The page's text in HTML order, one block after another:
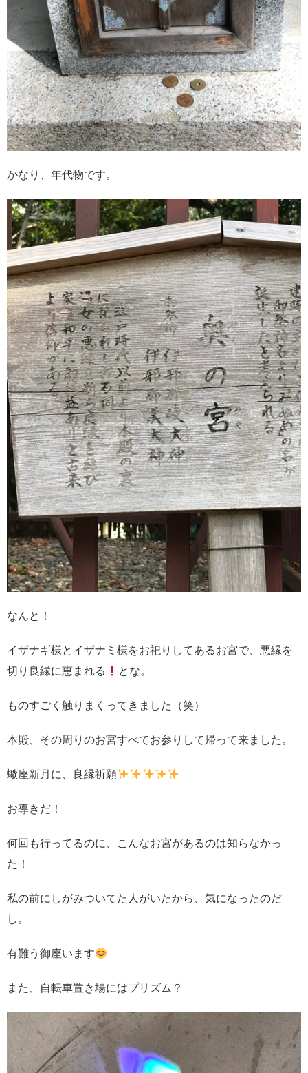
かなり、年代物です。
なんと！
イザナギ様とイザナミ様をお祀りしてあるお宮で、悪縁を
切り良縁に恵まれる
とな。
ものすごく触りまくってきました（笑）
本殿、その周りのお宮すべてお参りして帰って来ました。
蠍座新月に、良縁祈願
お導きだ！
何回も行ってるのに、こんなお宮があるのは知らなかっ
た！
私の前にしがみついてた人がいたから、気になったのだ
し。
有難う御座います
また、自転車置き場にはプリズム？